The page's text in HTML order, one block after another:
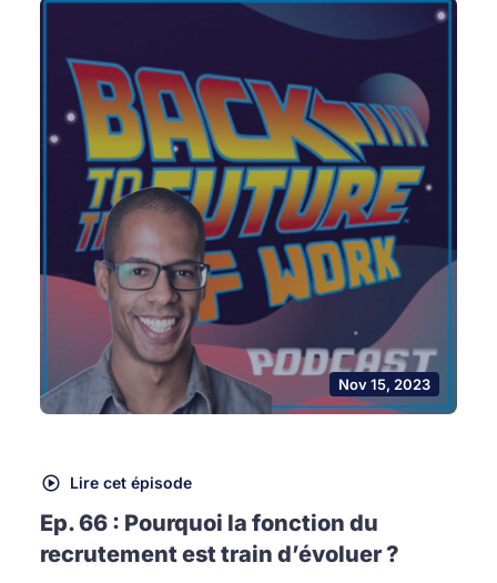
Nov 15, 2023
Lire cet épisode
Ep. 66 : Pourquoi la fonction du
recrutement est train d’évoluer ?